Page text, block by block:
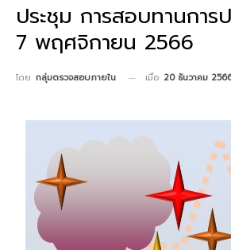
ประชุม การสอบทานกา
7 พฤศจิกายน 2566
โดย กลุ่มตรวจสอบภายใน เมื่อ 20 ธันวาคม